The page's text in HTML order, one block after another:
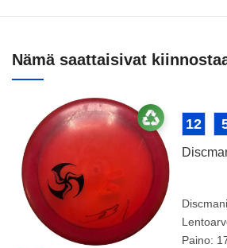
Nämä saattaisivat
12
Paino: